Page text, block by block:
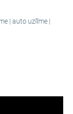
| auto uzlīme |